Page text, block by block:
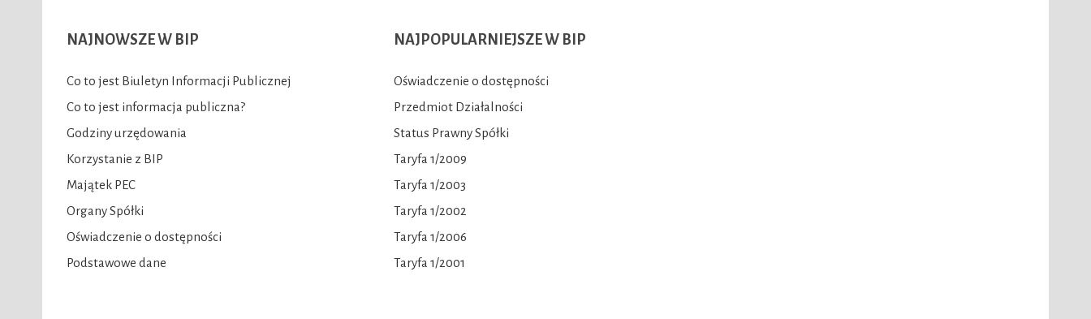
NAJNOWSZEW BIP
Co to jest Biuletyn Informacji Publicznej
Co to jest informacja publiczna?
Godziny urzędowania
Korzystanie z BIP
Majątek PEC
Organy Spółki
Oświadczenie o dostępności
Podstawowe dane
NAJPOPULARNIEJSZEW BIP
Oświadczenie o dostępności
Przedmiot Działalności
Status Prawny Spółki
Taryfa 1/2009
Taryfa 1/2003
Taryfa 1/2002
Taryfa 1/2006
Taryfa 1/2001